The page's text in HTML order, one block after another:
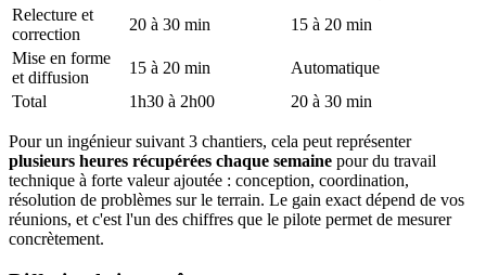
Relecture et
correction
20 à 30 min
15 à 20 min
Mise en forme
et diffusion
15 à 20 min
Automatique
Total
1h30 à 2h00 20 à 30 min
Pour un ingénieur suivant 3 chantiers, cela peut représenter
plusieurs heures récupérées chaque semaine pour du travail
technique à forte valeur ajoutée : conception, coordination,
résolution de problèmes sur le terrain. Le gain exact dépend de vos
réunions, et c'est l'un des chiffres que le pilote permet de mesurer
concrètement.